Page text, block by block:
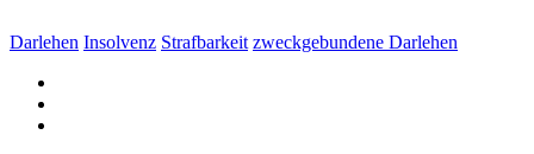
Darlehen Insolvenz Strafbarkeit zweckgebundene Darlehen